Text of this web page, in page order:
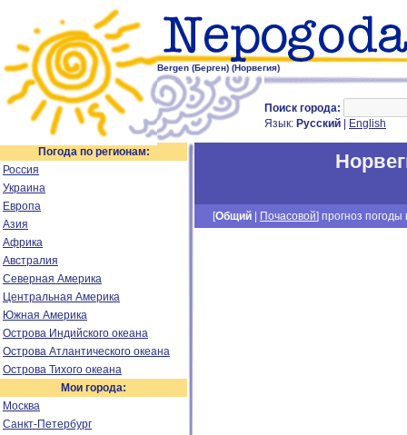
Bergen (Берген) (Норвегия)
Поиск города:
Язык: Русский English
Погода по регионам:
Россия
Украина
Европа
Азия
Африка
Австралия
Северная Америка
Центральная Америка
Южная Америка
Острова Индийского океана
Острова Атлантического океана
Острова Тихого океана
Мои города:
Москва
Санкт-Петербург
[Общий Почасовой] прогноз погоды